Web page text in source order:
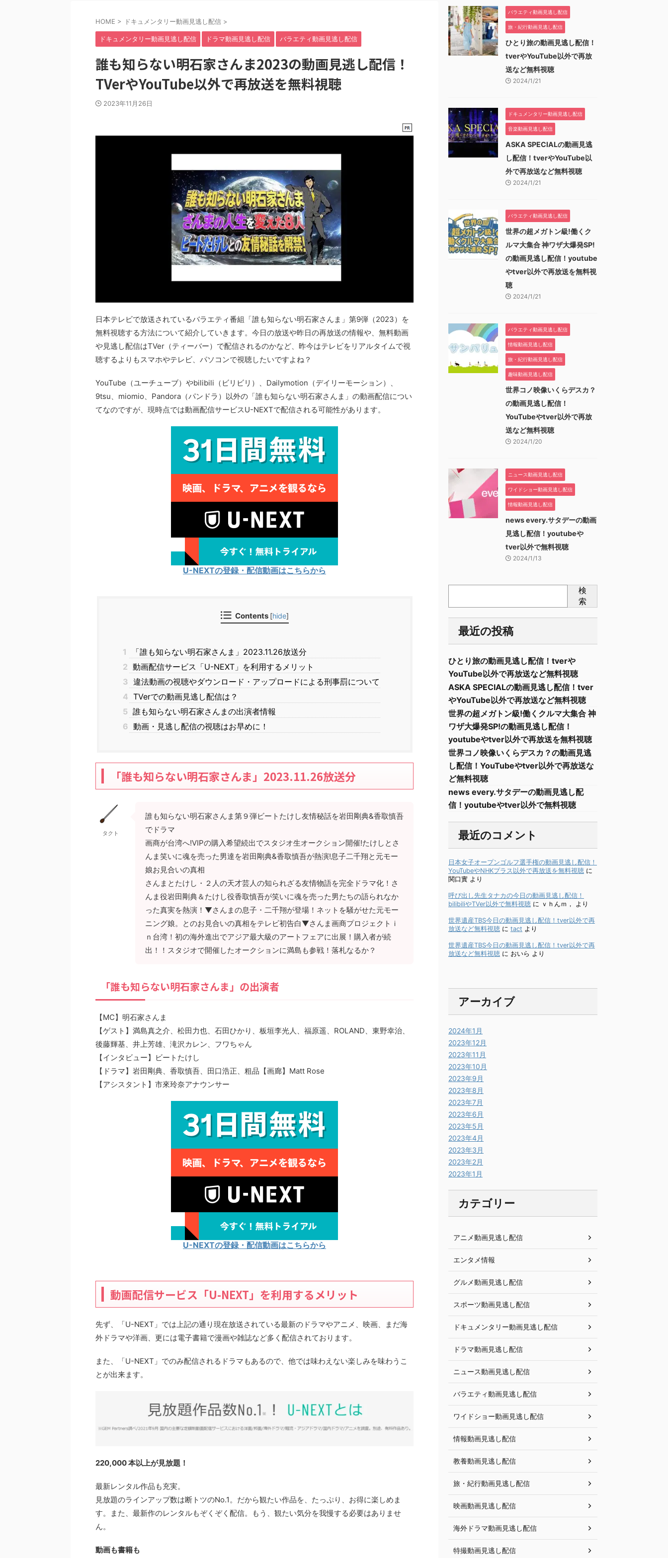
HOME > ドキュメンタリー動画見逃し配信 >
ドキュメンタリー動画見逃し配信 ドラマ動画見逃し配信 バラエティ動画見逃し配信
誰も知らない明石家さんま2023の動画見逃し配信！
TVerやYouTube以外で再放送を無料視聴
2023年11月26日
日本テレビで放送されているバラエティ番組「誰も知らない明石家さんま」第9弾（2023）を
無料視聴する方法について紹介していきます。今日の放送や昨日の再放送の情報や、無料動画
や見逃し配信はTVer（ティーバー）で配信されるのかなど、昨今はテレビをリアルタイムで視
聴するよりもスマホやテレビ、パソコンで視聴したいですよね？
YouTube（ユーチューブ）やbilibili（ビリビリ）、Dailymotion（デイリーモーション）、
9tsu、miomio、Pandora（パンドラ）以外の「誰も知らない明石家さんま」の動画配信につい
てなのですが、現時点では動画配信サービスU-NEXTで配信される可能性があります。
U-NEXTの登録・配信動画はこちらから
Contents [hide]
1
「誰も知らない明石家さんま」2023.11.26放送分
2 動画配信サービス「U-NEXT」を利用するメリット
3 違法動画の視聴やダウンロード・アップロードによる刑事罰について
4 TVerでの動画見逃し配信は？
5 誰も知らない明石家さんまの出演者情報
6 動画・見逃し配信の視聴はお早めに！
「誰も知らない明石家さんま」2023.11.26放送分
タクト
誰も知らない明石家さんま第９弾ビートたけし友情秘話を岩田剛典&香取慎吾
でドラマ
画商が台湾へ!VIPの購入希望続出でスタジオ生オークション開催!たけしとさ
んま笑いに魂を売った男達を岩田剛典&香取慎吾が熱演!息子二千翔と元モー
娘お見合いの真相
さんまとたけし・２人の天才芸人の知られざる友情物語を完全ドラマ化！さ
んま役岩田剛典＆たけし役香取慎吾が笑いに魂を売った男たちの語られなか
った真実を熱演！▼さんまの息子・二千翔が登場！ネットを騒がせた元モー
ニング娘。とのお見合いの真相をテレビ初告白▼さんま画商プロジェクトｉ
ｎ台湾！初の海外進出でアジア最大級のアートフェアに出展！購入者が続
出！！スタジオで開催したオークションに満島も参戦！落札なるか？
「誰も知らない明石家さんま」の出演者
【MC】明石家さんま
【ゲスト】満島真之介、松田力也、石田ひかり、板垣李光人、福原遥、ROLAND、東野幸治、
後藤輝基、井上芳雄、滝沢カレン、フワちゃん
【インタビュー】ビートたけし
【ドラマ】岩田剛典、香取慎吾、田口浩正、粗品【画廊】Matt Rose
【アシスタント】市來玲奈アナウンサー
U-NEXTの登録・配信動画はこちらから
動画配信サービス「U-NEXT」を利用するメリット
先ず、「U-NEXT」では上記の通り現在放送されている最新のドラマやアニメ、映画、まだ海
外ドラマや洋画、更には電子書籍で漫画や雑誌など多く配信されております。
また、「U-NEXT」でのみ配信されるドラマもあるので、他では味わえない楽しみを味わうこ
とが出来ます。
220,000 本以上が見放題！
最新レンタル作品も充実。
見放題のラインアップ数は断トツのNo.1。だから観たい作品を、たっぷり、お得に楽しめま
す。また、最新作のレンタルもぞくぞく配信。もう、観たい気分を我慢する必要はありませ
ん。
動画も書籍も
バラエティ動画見逃し配信
旅・紀行動画見逃し配信
ひとり旅の動画見逃し配信！
tverやYouTube以外で再放
送など無料視聴
2024/1/21
ドキュメンタリー動画見逃し配信
音楽動画見逃し配信
ASKA SPECIALの動画見逃
し配信！tverやYouTube以
外で再放送など無料視聴
2024/1/21
バラエティ動画見逃し配信
世界の超メガトン級!働くク
ルマ大集合 神ワザ大爆発SP!
の動画見逃し配信！youtube
やtver以外で再放送を無料視
聴
2024/1/21
バラエティ動画見逃し配信
情報動画見逃し配信
旅・紀行動画見逃し配信
趣味動画見逃し配信
世界コノ映像いくらデスカ？
の動画見逃し配信！
YouTubeやtver以外で再放
送など無料視聴
2024/1/20
ニュース動画見逃し配信
ワイドショー動画見逃し配信
情報動画見逃し配信
news every.サタデーの動画
見逃し配信！youtubeや
tver以外で無料視聴
2024/1/13
検
索
最近の投稿
ひとり旅の動画見逃し配信！tverや
YouTube以外で再放送など無料視聴
ASKA SPECIALの動画見逃し配信！tver
やYouTube以外で再放送など無料視聴
世界の超メガトン級!働くクルマ大集合 神
ワザ大爆発SP!の動画見逃し配信！
youtubeやtver以外で再放送を無料視聴
世界コノ映像いくらデスカ？の動画見逃
し配信！YouTubeやtver以外で再放送な
ど無料視聴
news every.サタデーの動画見逃し配
信！youtubeやtver以外で無料視聴
最近のコメント
日本女子オープンゴルフ選手権の動画見逃し配信！
YouTubeやNHKプラス以外で再放送を無料視聴 に
関口實 より
呼び出し先生タナカの今日の動画見逃し配信！
bilibiliやTVer以外で無料視聴 に ｖｈんｍ， より
世界遺産TBS今日の動画見逃し配信！tver以外で再
放送など無料視聴 に tact より
世界遺産TBS今日の動画見逃し配信！tver以外で再
放送など無料視聴 に おいら より
アーカイブ
2024年1月
2023年12月
2023年11月
2023年10月
2023年9月
2023年8月
2023年7月
2023年6月
2023年5月
2023年4月
2023年3月
2023年2月
2023年1月
カテゴリー
アニメ動画見逃し配信
エンタメ情報
グルメ動画見逃し配信
スポーツ動画見逃し配信
ドキュメンタリー動画見逃し配信
ドラマ動画見逃し配信
ニュース動画見逃し配信
バラエティ動画見逃し配信
ワイドショー動画見逃し配信
情報動画見逃し配信
教養動画見逃し配信
旅・紀行動画見逃し配信
映画動画見逃し配信
海外ドラマ動画見逃し配信
特撮動画見逃し配信